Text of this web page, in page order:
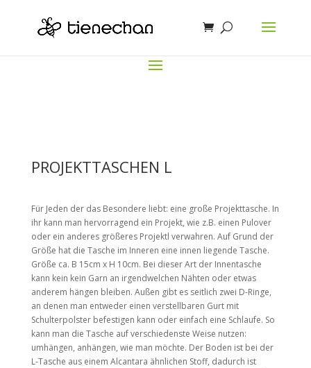
PROJEKTTASCHEN L
Für Jeden der das Besondere liebt: eine große Projekttasche. In
ihr kann man hervorragend ein Projekt, wie z.B. einen Pulover
oder ein anderes größeres Projektl verwahren. Auf Grund der
Größe hat die Tasche im Inneren eine innen liegende Tasche.
Größe ca. B 15cm x H 10cm. Bei dieser Art der Innentasche
kann kein kein Garn an irgendwelchen Nähten oder etwas
anderem hängen bleiben. Außen gibt es seitlich zwei D-Ringe,
an denen man entweder einen verstellbaren Gurt mit
Schulterpolster befestigen kann oder einfach eine Schlaufe. So
kann man die Tasche auf verschiedenste Weise nutzen:
umhängen, anhängen, wie man möchte. Der Boden ist bei der
L-Tasche aus einem Alcantara ähnlichen Stoff, dadurch ist